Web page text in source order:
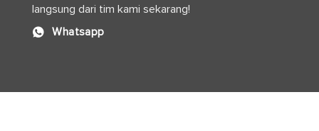
langsung dari tim kami sekarang!
Whatsapp